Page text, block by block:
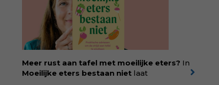
onrecht en introduceert ze reproductieve
rechtvaardigheid als een collectieve, radicale
praktijk van zorg. Voor iedereen die wil
begrijpen wat er speelt rond vruchtbaarheid
en geboorte. Koop het boek via
singeluitgeverijen.nl/nijgh-van-
ditmar/boek/baas-in-eigen-buik
Meer rust aan tafel met moeilijke eters? In
Moeilijke eters bestaan niet laat